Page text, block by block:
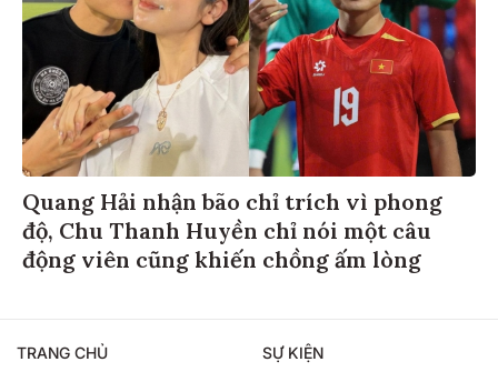
Quang Hải nhận bão chỉ trích vì phong
độ, Chu Thanh Huyền chỉ nói một câu
động viên cũng khiến chồng ấm lòng
TRANG CHỦ SỰ KIỆN